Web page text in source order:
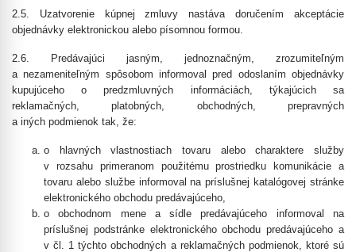
2.5. Uzatvorenie kúpnej zmluvy nastáva doručením akceptácie
objednávky elektronickou alebo písomnou formou.
2.6.
Predávajúci jasným, jednoznačným, zrozumiteľným
a nezameniteľným spôsobom informoval pred odoslaním objednávky
kupujúceho o predzmluvných informáciách, týkajúcich sa
reklamačných, platobných, obchodných, prepravných
a iných podmienok tak, že:
o hlavných vlastnostiach tovaru alebo charaktere služby
v rozsahu primeranom použitému prostriedku komunikácie a
tovaru alebo službe informoval na príslušnej katalógovej stránke
elektronického obchodu predávajúceho,
o obchodnom mene a sídle predávajúceho informoval na
príslušnej podstránke elektronického obchodu predávajúceho a
v čl. 1 týchto obchodných a reklamačných podmienok, ktoré sú